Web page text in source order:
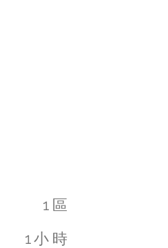
1區
1小時